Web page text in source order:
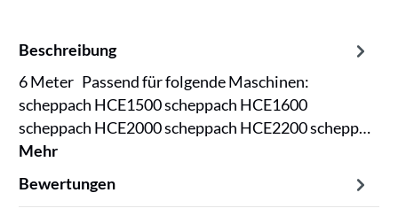
Beschreibung
6 Meter Passend für folgende Maschinen:
scheppach HCE1500 scheppach HCE1600
scheppach HCE2000 scheppach HCE2200 schepp…
Mehr
Bewertungen